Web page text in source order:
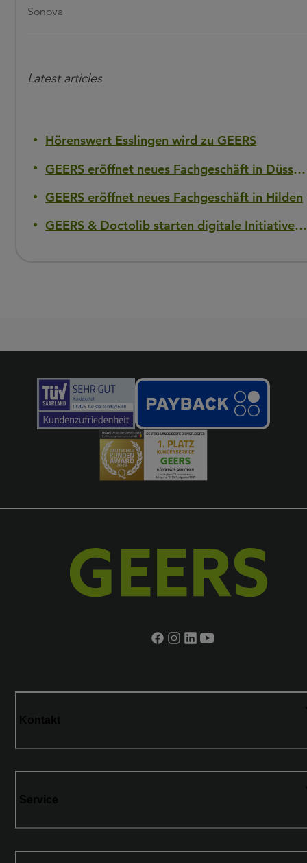
Sonova
Latest articles
Hörenswert Esslingen wird zu GEERS
GEERS eröffnet neues Fachgeschäft in Düsseldorf-Flingern
GEERS eröffnet neues Fachgeschäft in Hilden
GEERS & Doctolib starten digitale Initiative gegen Hörverlust